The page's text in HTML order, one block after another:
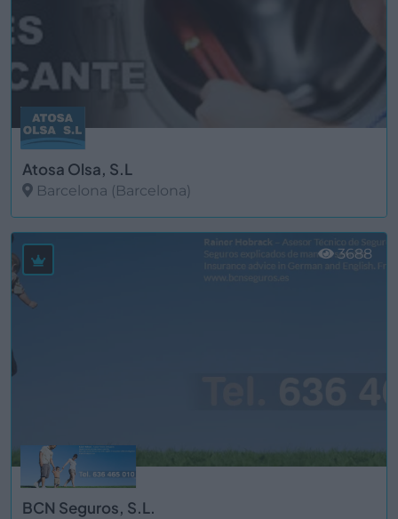
Atosa Olsa, S.L
Barcelona (Barcelona)
BCN Seguros, S.L.
3688